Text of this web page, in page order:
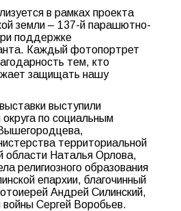
в рамках проекта
земли – 137-й парашютно-
поддержке
Каждый фотопортрет
тем, кто
защищать нашу
выступили
по социальным
территориальной
области Наталья Орлова,
религиозного образования
епархии, благочинный
Андрей Силинский,
войны Сергей Воробьев.